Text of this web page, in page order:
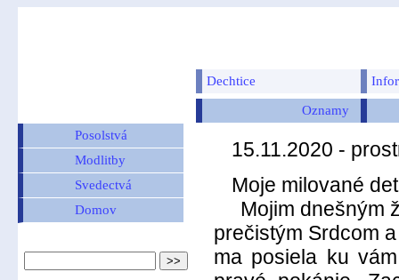
Dechtice
Oznamy
Posolstvá
Modlitby
Svedectvá
Domov
15.11.2020 -
Moje milované
Mojim dnešným
prečistým Srdcom
ma posiela ku